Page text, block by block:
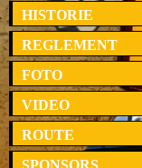
HISTORIE
REGLEMENT
FOTO
VIDEO
ROUTE
SPONSORS